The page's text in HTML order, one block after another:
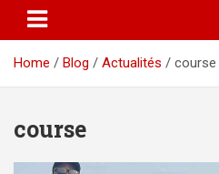
Home Blog Actualités course
course